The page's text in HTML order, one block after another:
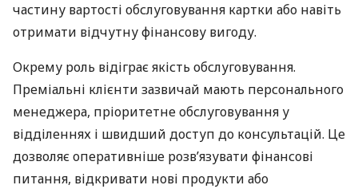
частину вартості обслуговування картки або навіть
отримати відчутну фінансову вигоду.
Окрему роль відіграє якість обслуговування.
Преміальні клієнти зазвичай мають персонального
менеджера, пріоритетне обслуговування у
відділеннях і швидший доступ до консультацій. Це
дозволяє оперативніше розв’язувати фінансові
питання, відкривати нові продукти або